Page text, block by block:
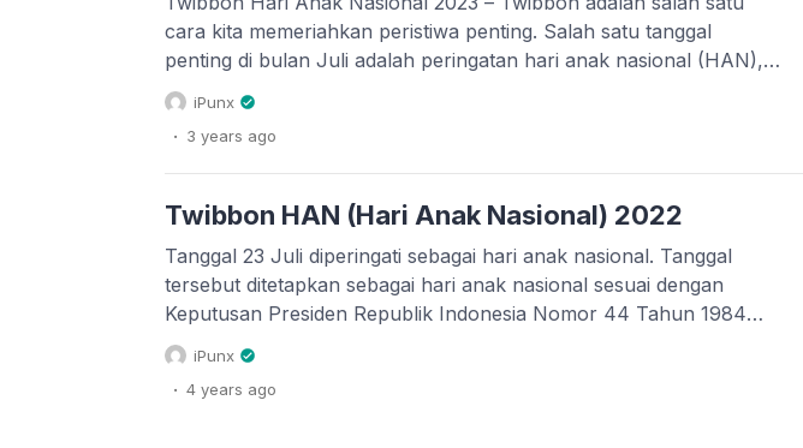
cara kita memeriahkan peristiwa penting. Salah satu tanggal
penting di bulan Juli adalah peringatan hari anak nasional (HAN),
yang diperingati setiap tanggal 23 Juli. Puncak acara peringatan
hari anak nasional ke-39 tahun 2023 dilaksanakan di Simpang Lima
kota Semarang, Jawa Tengah. Pemilihan lokasi ini didasarkan […]
iPunx
. 3 years ago
Twibbon HAN (Hari Anak Nasional) 2022
Tanggal 23 Juli diperingati sebagai hari anak nasional. Tanggal
tersebut ditetapkan sebagai hari anak nasional sesuai dengan
Keputusan Presiden Republik Indonesia Nomor 44 Tahun 1984
tanggal 19 Juli 1984. Sedangkan hari anak internasional diperingati
setiap tanggal 1 Juni. Berbeda pula dengan hari anak universal
yang diperingati tiap tanggal 20 November. Memang di setiap
iPunx
. 4 years ago